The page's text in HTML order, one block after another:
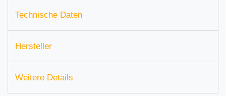
Technische Daten
Hersteller
Weitere Details